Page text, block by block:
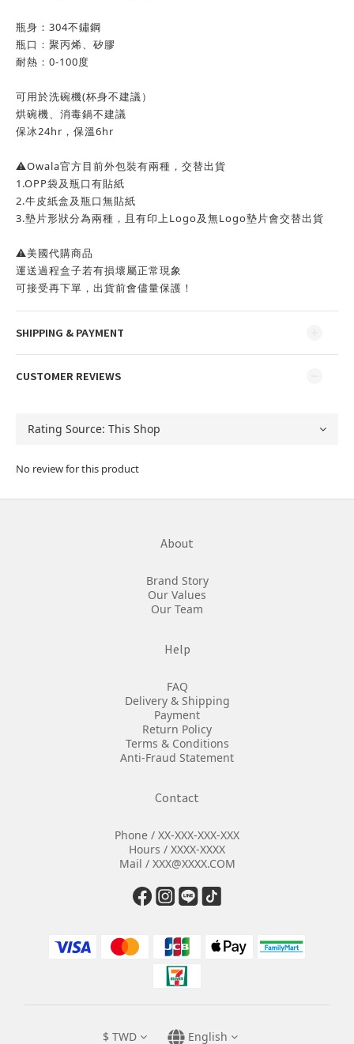
瓶身：304不鏽鋼
瓶口：聚丙烯、矽膠
耐熱：0-100度
可用於洗碗機(杯身不建議）
烘碗機、消毒鍋不建議
保冰24hr，保溫6hr
⚠️Owala官方目前外包裝有兩種，交替出貨
1.OPP袋及瓶口有貼紙
2.牛皮紙盒及瓶口無貼紙
3.墊片形狀分為兩種，且有印上Logo及無Logo墊片會交替出貨
⚠️美國代購商品
運送過程盒子若有損壞屬正常現象
可接受再下單，出貨前會儘量保護！
SHIPPING & PAYMENT
CUSTOMER REVIEWS
No review for this product
About
Brand Story
Our Values
Our Team
Help
FAQ
Delivery & Shipping
Payment
Return Policy
Terms & Conditions
Anti-Fraud Statement
Contact
Phone / XX-XXX-XXX-XXX
Hours / XXXX-XXXX
Mail / XXX@XXXX.COM
$ TWD English